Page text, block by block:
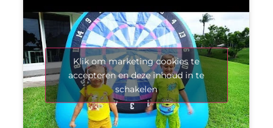
Klik om marketing cookies te
accepteren en deze inhoud in te
schakelen